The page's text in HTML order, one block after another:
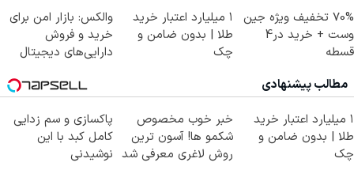
70% تخفیف ویژه جین
وست + خرید در4
قسطه
۱ میلیارد اعتبار خرید
طلا | بدون ضامن و
چک
والکس: بازار امن برای
خرید و فروش
دارایی‌های دیجیتال
مطالب پیشنهادی
۱ میلیارد اعتبار خرید
طلا | بدون ضامن و
چک
خبر خوب مخصوص
شکمو ها! آسون ترین
روش لاغری معرفی شد
پاکسازی و سم زدایی
کامل کبد با این
نوشیدنی